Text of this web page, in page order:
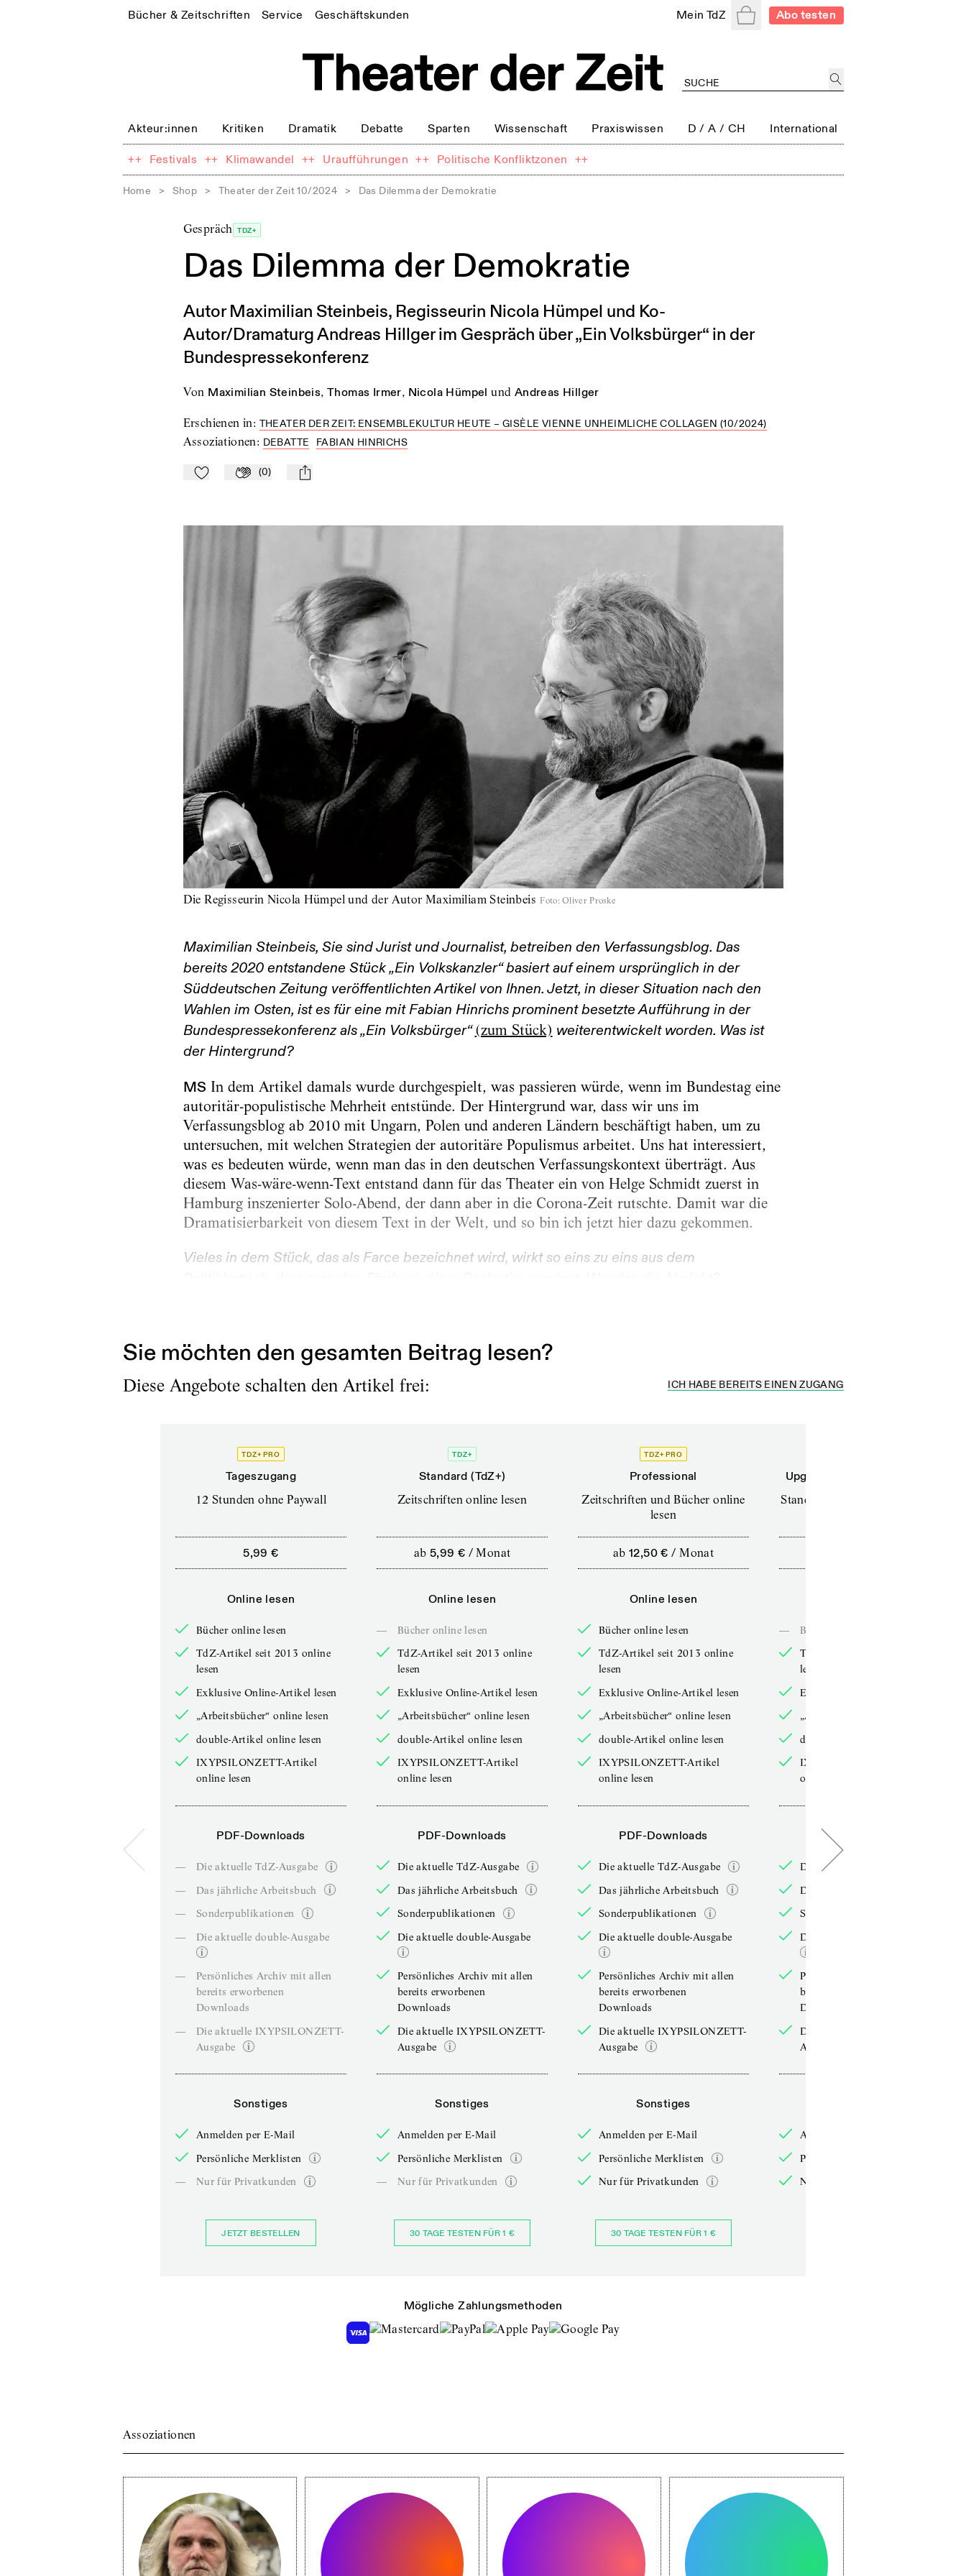
Bücher & Zeitschriften Service Geschäftskunden Mein TdZ WarenkorbAbo testen
Akteur:innen Kritiken Dramatik Debatte Sparten Wissenschaft Praxiswissen D / A / CH International
++ Festivals ++ Klimawandel ++ Uraufführungen ++ Politische Konfliktzonen ++
Home > Shop > Theater der Zeit 10/2024 > Das Dilemma der Demokratie
Gespräch TDZ+
Das Dilemma der Demokratie
Autor Maximilian Steinbeis, Regisseurin Nicola Hümpel und Ko-
Autor/Dramaturg Andreas Hillger im Gespräch über „Ein Volksbürger“ in der
Bundespressekonferenz
von Maximilian Steinbeis, Thomas Irmer, Nicola Hümpel und Andreas Hillger
Erschienen in: THEATER DER ZEIT: ENSEMBLEKULTUR HEUTE – GISÈLE VIENNE UNHEIMLICHE COLLAGEN (10/2024)
Assoziationen: DEBATTE FABIAN HINRICHS
Zu Mein-TdZ hinzufügen
Applaudieren
(0) mail
Die Regisseurin Nicola Hümpel und der Autor Maximiliam Steinbeis Foto: Oliver Proske
Maximilian Steinbeis, Sie sind Jurist und Journalist, betreiben den Verfassungsblog. Das
bereits 2020 entstandene Stück „Ein Volkskanzler“ basiert auf einem ursprünglich in der
Süddeutschen Zeitung veröffentlichten Artikel von Ihnen. Jetzt, in dieser Situation nach den
Wahlen im Osten, ist es für eine mit Fabian Hinrichs prominent besetzte Aufführung in der
Bundespressekonferenz als „Ein Volksbürger“ (zum Stück) weiterentwickelt worden. Was ist
der Hintergrund?
MS In dem Artikel damals wurde durchgespielt, was passieren würde, wenn im Bundestag eine
autoritär-populistische Mehrheit entstünde. Der Hintergrund war, dass wir uns im
Verfassungsblog ab 2010 mit Ungarn, Polen und anderen Ländern beschäftigt haben, um zu
untersuchen, mit welchen Strategien der autoritäre Populismus arbeitet. Uns hat interessiert,
was es bedeuten würde, wenn man das in den deutschen Verfassungskontext überträgt. Aus
diesem Was-wäre-wenn-Text entstand dann für das Theater ein von Helge Schmidt zuerst in
Hamburg inszenierter Solo-Abend, der dann aber in die Corona-Zeit rutschte. Damit war die
Dramatisierbarkeit von diesem Text in der Welt, und so bin ich jetzt hier dazu gekommen.
Vieles in dem Stück, das als Farce bezeichnet wird, wirkt so eins zu eins aus dem
Sie möchten den gesamten Beitrag lesen?
Diese Angebote schalten den Artikel frei: ICH HABE BEREITS EINEN ZUGANG
TDZ+ PRO
Tageszugang
12 Stunden ohne Paywall
5,99 €
Online lesen
Bücher online lesen
TdZ-Artikel seit 2013 online
lesen
Exklusive Online-Artikel lesen
„Arbeitsbücher“ online lesen
double-Artikel online lesen
IXYPSILONZETT-Artikel
online lesen
PDF-Downloads
—
Die aktuelle TdZ-Ausgabe
—
Das jährliche Arbeitsbuch
—
Sonderpublikationen
—
Die aktuelle double-Ausgabe
—
Persönliches Archiv mit allen
bereits erworbenen
Downloads
—
Die aktuelle IXYPSILONZETT-
Ausgabe
Sonstiges
Anmelden per E-Mail
Persönliche Merklisten
—
Nur für Privatkunden
JETZT BESTELLEN
TDZ+
Standard (TdZ+)
Zeitschriften online lesen
ab 5,99 € /Monat
Online lesen
—
Bücher online lesen
TdZ-Artikel seit 2013 online
lesen
Exklusive Online-Artikel lesen
„Arbeitsbücher“ online lesen
double-Artikel online lesen
IXYPSILONZETT-Artikel
online lesen
PDF-Downloads
Die aktuelle TdZ-Ausgabe
Das jährliche Arbeitsbuch
Sonderpublikationen
Die aktuelle double-Ausgabe
Persönliches Archiv mit allen
bereits erworbenen
Downloads
Die aktuelle IXYPSILONZETT-
Ausgabe
Sonstiges
Anmelden per E-Mail
Persönliche Merklisten
—
Nur für Privatkunden
30 TAGE TESTEN FÜR 1 €
TDZ+ PRO
Professional
Zeitschriften und Bücher online
lesen
ab 12,50 € /Monat
Online lesen
Bücher online lesen
TdZ-Artikel seit 2013 online
lesen
Exklusive Online-Artikel lesen
„Arbeitsbücher“ online lesen
double-Artikel online lesen
IXYPSILONZETT-Artikel
online lesen
PDF-Downloads
Die aktuelle TdZ-Ausgabe
Das jährliche Arbeitsbuch
Sonderpublikationen
Die aktuelle double-Ausgabe
Persönliches Archiv mit allen
bereits erworbenen
Downloads
Die aktuelle IXYPSILONZETT-
Ausgabe
Sonstiges
Anmelden per E-Mail
Persönliche Merklisten
Nur für Privatkunden
30 TAGE TESTEN FÜR 1 €
Upgrade für Printabonnenten
Standard (TdZ+) – Zeitschriften
—
Bücher online lesen
TdZ-Artikel seit 2013 online
lesen
Exklusive Online-Artikel lesen
„Arbeitsbücher“ online lesen
double-Artikel online lesen
IXYPSILONZETT-Artikel
online lesen
PDF-Downloads
Die aktuelle TdZ-Ausgabe
Das jährliche Arbeitsbuch
Sonderpublikationen
Die aktuelle double-Ausgabe
Persönliches Archiv mit allen
bereits erworbenen
Downloads
Die aktuelle IXYPSILONZETT-
Ausgabe
Anmelden per E-Mail
Persönliche Merklisten
Nur für Privatkunden
Mögliche Zahlungsmethoden
Assoziationen